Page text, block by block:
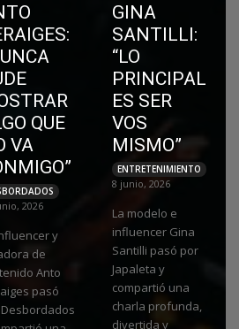
QUE
VA
2026
y
de
Anto
pasó
GINA
SANTILLI:
“LO
PRINCIPAL
ES SER
VOS
MISMO”
ENTRETENIMIENTO
8 junio, 2026
La modelo e
influencer Gina
Santilli pasó por
Japaleta y
compartió una
charla profunda,
divertida y